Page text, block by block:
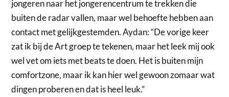
jongeren naar het jongerencentrum te trekken die
buiten de radar vallen, maar wel behoefte hebben aan
contact met gelijkgestemden. Aydan: “De vorige keer
zat ik bij de Art groep te tekenen, maar het leek mij ook
wel vet om iets met beats te doen. Het is buiten mijn
comfortzone, maar ik kan hier wel gewoon zomaar wat
dingen proberen en dat is heel leuk.”